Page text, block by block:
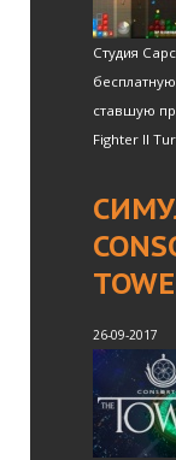
Студия
ставшую
Fighter II
26-09-2017